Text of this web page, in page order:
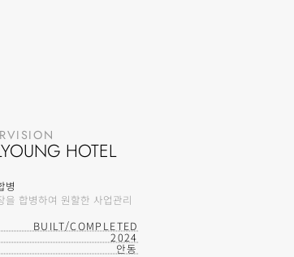
HOTEL
병
을 합병하여 원할한 사업관리
BUILT/COMPLETED
2024
안동